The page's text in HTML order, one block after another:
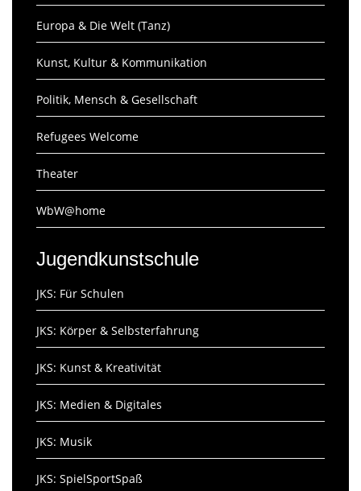
Europa & Die Welt (Tanz)
Kunst, Kultur & Kommunikation
Politik, Mensch & Gesellschaft
Refugees Welcome
Theater
WbW@home
Jugendkunstschule
JKS: Für Schulen
JKS: Körper & Selbsterfahrung
JKS: Kunst & Kreativität
JKS: Medien & Digitales
JKS: Musik
JKS: SpielSportSpaß